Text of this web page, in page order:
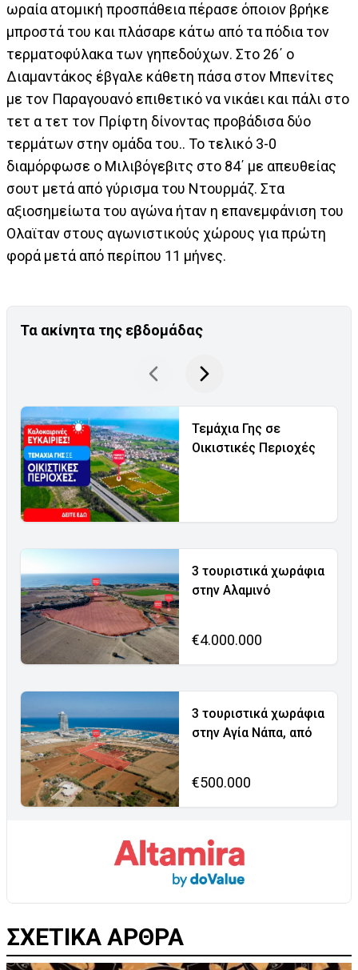
ωραία ατομική προσπάθεια πέρασε όποιον βρήκε
μπροστά του και πλάσαρε κάτω από τα πόδια τον
τερματοφύλακα των γηπεδούχων. Στο 26΄ ο
Διαμαντάκος έβγαλε κάθετη πάσα στον Μπενίτες
με τον Παραγουανό επιθετικό να νικάει και πάλι στο
τετ α τετ τον Πρίφτη δίνοντας προβάδισα δύο
τερμάτων στην ομάδα του.. Το τελικό 3-0
διαμόρφωσε ο Μιλιβόγεβιτς στο 84΄ με απευθείας
σουτ μετά από γύρισμα του Ντουρμάζ. Στα
αξιοσημείωτα του αγώνα ήταν η επανεμφάνιση του
Ολαϊταν στους αγωνιστικούς χώρους για πρώτη
φορά μετά από περίπου 11 μήνες.
Τα ακίνητα της εβδομάδας
Τεμάχια Γης σε
Οικιστικές Περιοχές
3 τουριστικά χωράφια
στην Αλαμινό
€4.000.000
3 τουριστικά χωράφια
στην Αγία Νάπα, από
€500.000
ΣΧΕΤΙΚΑ ΑΡΘΡΑ